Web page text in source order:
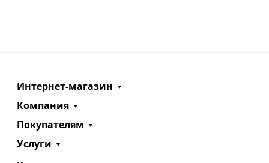
Интернет-магазин
Компания
Покупателям
Услуги